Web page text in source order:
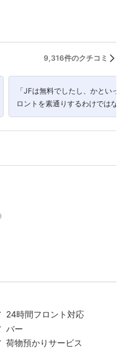
9,316件のクチコミ
「JFは無料でしたし、かといっ
ロントを素通りするわけではな
ェックはしていたので、とても
きました。」
24時間フロント対応
バー
荷物預かりサービス